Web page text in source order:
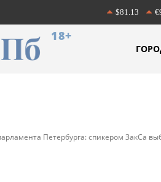
$81.13
18+
Петербурга: спикером ЗакСа